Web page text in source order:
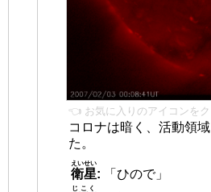
👈 お気に入りのアイコンをク
コロナは暗く、活動領
た。
衛星
えいせい
:
「ひので」
じこく